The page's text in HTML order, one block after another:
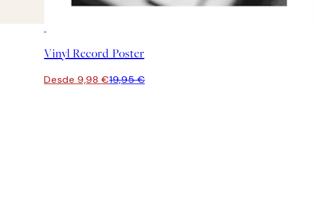
Vinyl Record Poster
Desde 9,98 €19,95 €